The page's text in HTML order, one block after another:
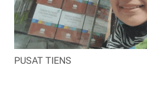
PUSAT TIENS